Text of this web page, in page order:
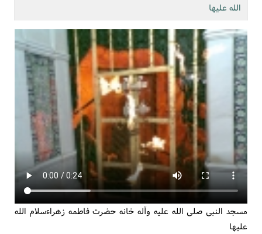
الله علیها
مسجد النبی صلی الله علیه وآله خانه حضرت فاطمه زهراءسلام الله
علیها